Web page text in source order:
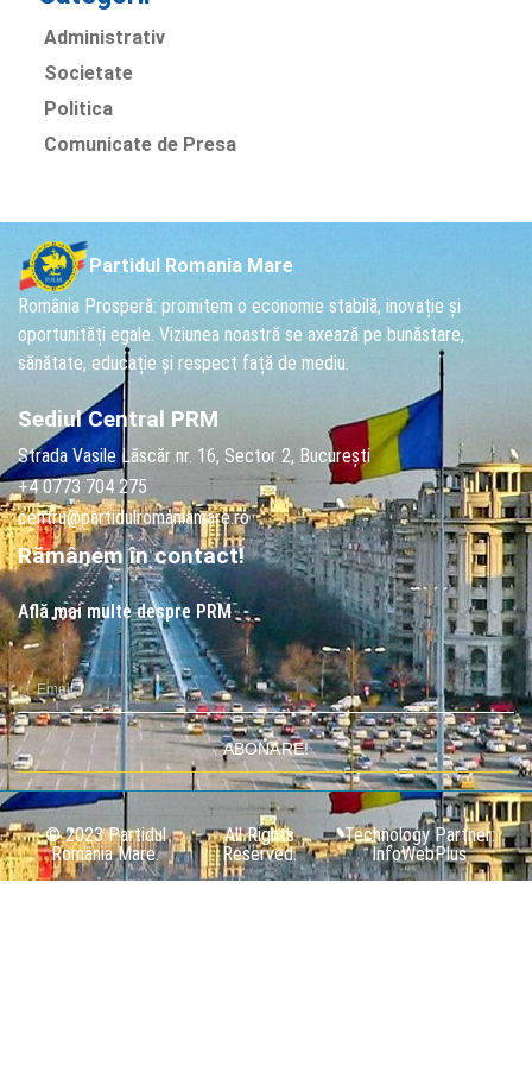
Administrativ
Societate
Politica
Comunicate de Presa
Partidul Romania Mare
România Prosperă: promitem o economie stabilă, inovație și
oportunități egale. Viziunea noastră se axează pe bunăstare,
sănătate, educație și respect față de mediu.
Sediul Central PRM
Strada Vasile Lăscăr nr. 16, Sector 2, București
+4 0773 704 275
centru@partidulromaniamare.ro
Rămânem în contact!
Află mai multe despre PRM
ABONARE!
© 2023 Partidul
România Mare.
All Rights
Reserved.
Technology Partner:
InfoWebPlus